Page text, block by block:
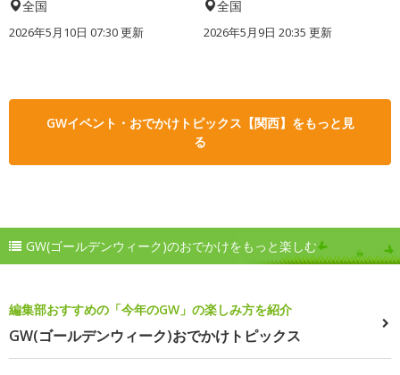
全国
2026年5月10日 07:30 更新
全国
2026年5月9日 20:35 更新
GWイベント・おでかけトピックス【関西】をもっと見
る
GW(ゴールデンウィーク)のおでかけをもっと楽しむ
編集部おすすめの「今年のGW」の楽しみ方を紹介
GW(ゴールデンウィーク)おでかけトピックス